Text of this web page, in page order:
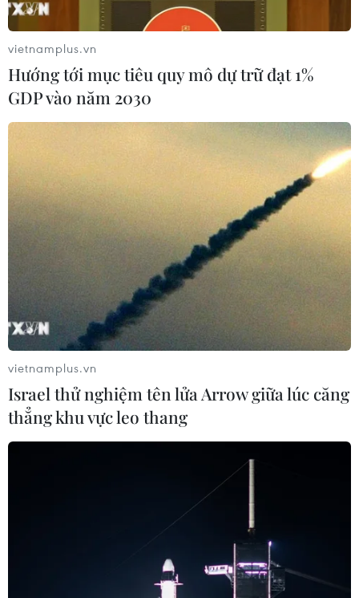
vietnamplus.vn
Hướng tới mục tiêu quy mô dự trữ đạt 1%
GDP vào năm 2030
vietnamplus.vn
Israel thử nghiệm tên lửa Arrow giữa lúc căng
thẳng khu vực leo thang